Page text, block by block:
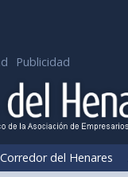
Publicidad
Corredor del Henares